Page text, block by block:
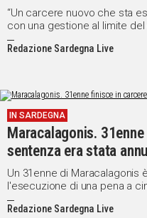
“Un carcere nuovo che sta
con una gestione al limite
costituisce l'ulteriore
Redazione Sardegna Live
IN SARDEGNA
Maracalagonis.
sentenza era stata
Un 31enne di
l'esecuzione di una pena a
stato condannato per furto,
Redazione Sardegna Live